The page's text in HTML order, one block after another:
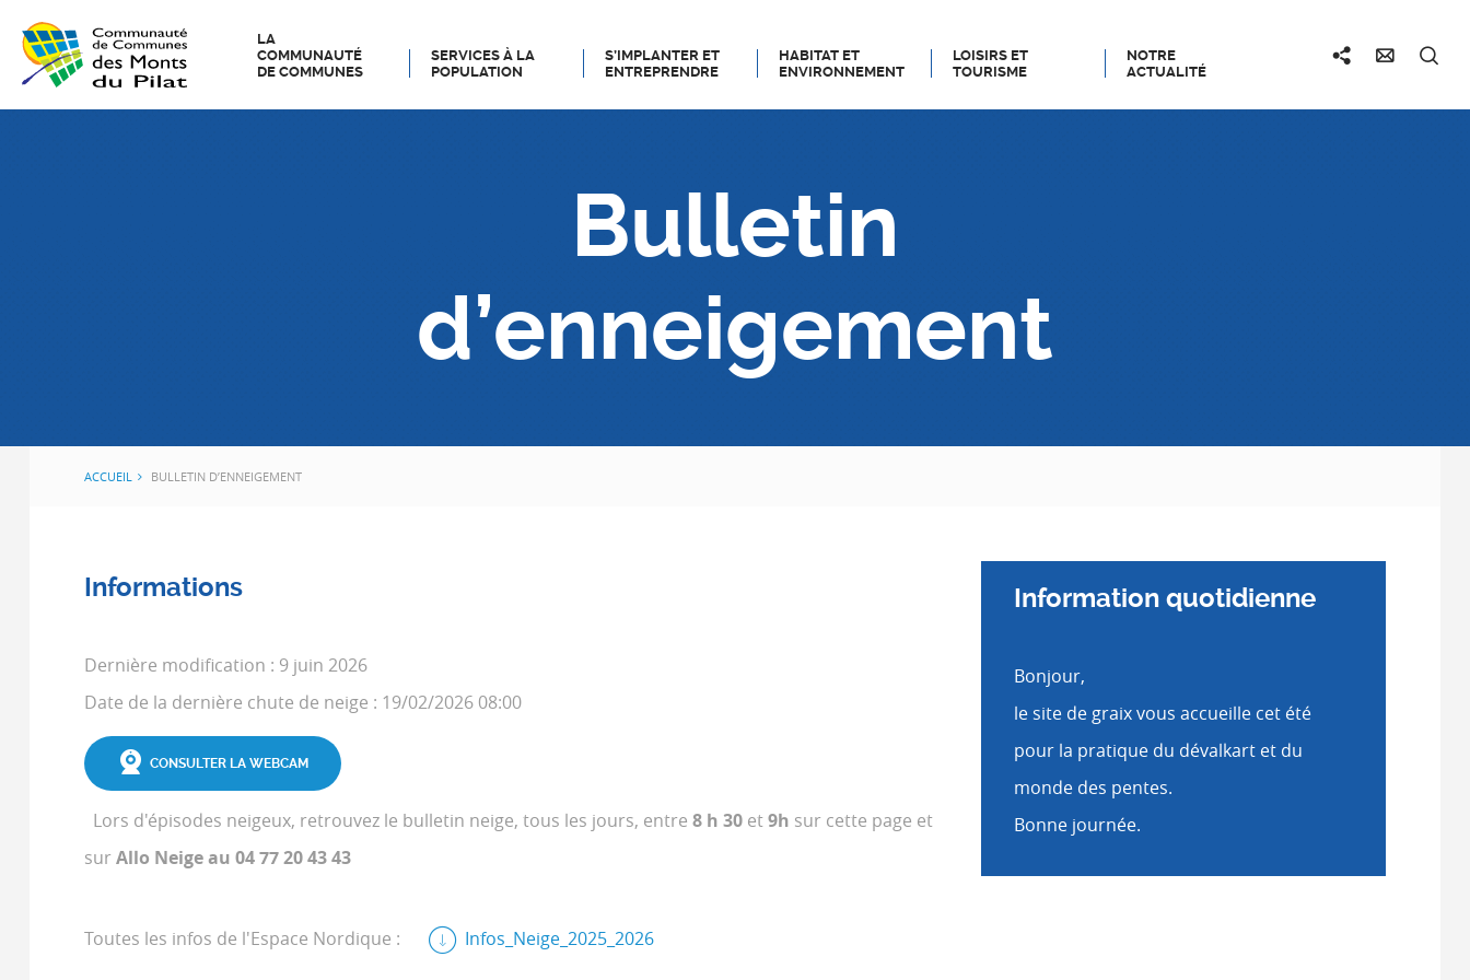
LA
COMMUNAUTÉ
DE COMMUNES
SERVICES À LA
POPULATION
S’IMPLANTER ET
ENTREPRENDRE
HABITAT ET
ENVIRONNEMENT
LOISIRS ET
TOURISME
NOTRE
ACTUALITÉ
Bulletin
d’enneigement
ACCUEIL BULLETIN D’ENNEIGEMENT
Informations
Dernière modification : 9 juin 2026
Date de la dernière chute de neige : 19/02/2026 08:00
CONSULTER LA WEBCAM
Lors d'épisodes neigeux, retrouvez le bulletin neige, tous les jours, entre 8 h 30 et9h sur cette page et
sur Allo Neige au 04 77 20 43 43
Toutes les infos de l'Espace Nordique : Infos_Neige_2025_2026
Information quotidienne
Bonjour,
le site de graix vous accueille cet été
pour la pratique du dévalkart et du
monde des pentes.
Bonne journée.